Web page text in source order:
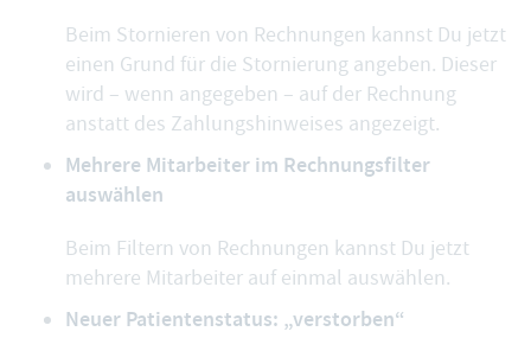
Beim Stornieren von Rechnungen kannst Du jetzt
einen Grund für die Stornierung angeben. Dieser
wird – wenn angegeben – auf der Rechnung
anstatt des Zahlungshinweises angezeigt.
Mehrere Mitarbeiter im Rechnungsfilter
auswählen
Beim Filtern von Rechnungen kannst Du jetzt
mehrere Mitarbeiter auf einmal auswählen.
Neuer Patientenstatus: „verstorben“